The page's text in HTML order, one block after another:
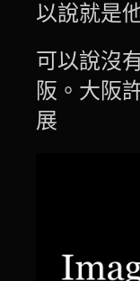
以說就是
可以說沒
阪。大阪
展